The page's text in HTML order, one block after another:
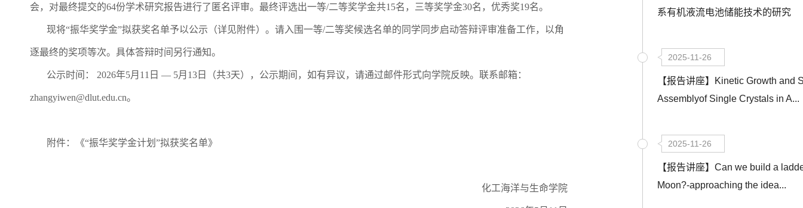
会，对最终提交的64份学术研究报告进行了匿名评审。最终评选出一等/二等奖学金共15名，三等奖学金30名，优秀奖19名。
现将“振华奖学金”拟获奖名单予以公示（详见附件）。请入围一等/二等奖候选名单的同学同步启动答辩评审准备工作，以角
逐最终的奖项等次。具体答辩时间另行通知。
公示时间： 2026年5月 11 日 — 5月 13 日（共3天），公示期间，如有异议，请通过邮件形式向学院反映。联系邮箱：
zhangyiwen@dlut.edu.cn。
附件：《“振华奖学金计划”拟获奖名单》
化工海洋与生命学院
系有机液流电池储能技术的研究
2025-11-26
【报告讲座】Kinetic Growth and
Assemblyof Single Crystals in A...
2025-11-26
【报告讲座】Can we build a
Moon?-approaching the idea...